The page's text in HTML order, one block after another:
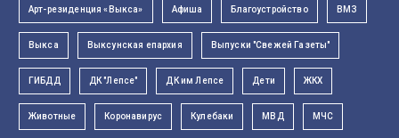
Арт-резиденция «Выкса» Афиша Благоустройство ВМЗ
Выкса Выксунская епархия Выпуски "Свежей Газеты"
ГИБДД ДК "Лепсе" ДК им Лепсе Дети ЖКХ
Животные Коронавирус Кулебаки МВД МЧС